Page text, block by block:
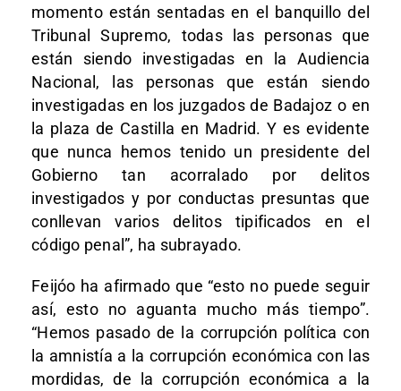
momento están sentadas en el banquillo del
Tribunal Supremo, todas las personas que
están siendo investigadas en la Audiencia
Nacional, las personas que están siendo
investigadas en los juzgados de Badajoz o en
la plaza de Castilla en Madrid. Y es evidente
que nunca hemos tenido un presidente del
Gobierno tan acorralado por delitos
investigados y por conductas presuntas que
conllevan varios delitos tipificados en el
código penal”, ha subrayado.
Feijóo ha afirmado que “esto no puede seguir
así, esto no aguanta mucho más tiempo”.
“Hemos pasado de la corrupción política con
la amnistía a la corrupción económica con las
mordidas, de la corrupción económica a la